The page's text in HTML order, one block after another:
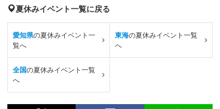
夏休みイベント一覧に戻る
愛知県の夏休みイベント一
覧へ
東海の夏休みイベント一覧
へ
全国の夏休みイベント一覧
へ